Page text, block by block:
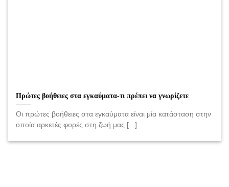
Πρώτες βοήθειες στα εγκαύματα-τι πρέπει να γνωρίζετε
Οι πρώτες βοήθειες στα εγκαύματα είναι μία κατάσταση στην
οποία αρκετές φορές στη ζωή μας [...]